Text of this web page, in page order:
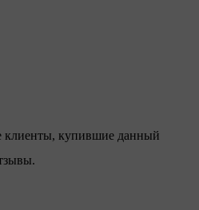
клиенты, купившие данный